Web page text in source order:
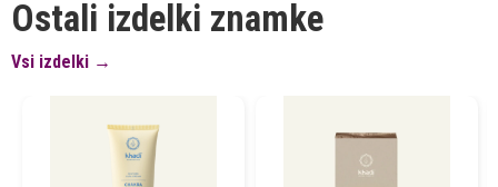
Ostali izdelki znamke
Vsi izdelki →